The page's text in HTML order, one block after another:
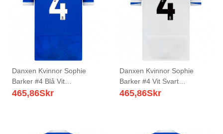
Danxen Kvinnor Sophie
Barker #4 Blå Vit
Hemmatröja Matchtröjor
465,86Skr
Danxen Kvinnor Sophie
Barker #4 Vit Svart
Bortatröja Matchtröjor
465,86Skr